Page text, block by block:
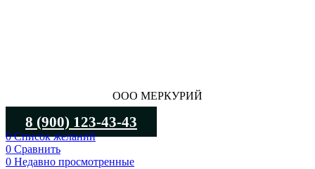
ООО МЕРКУРИЙ
8 (900) 123-43-43
0Список желаний
0 Сравнить
0 Недавно просмотренные